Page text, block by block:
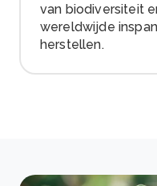
van biodiversiteit
wereldwijde
herstellen.